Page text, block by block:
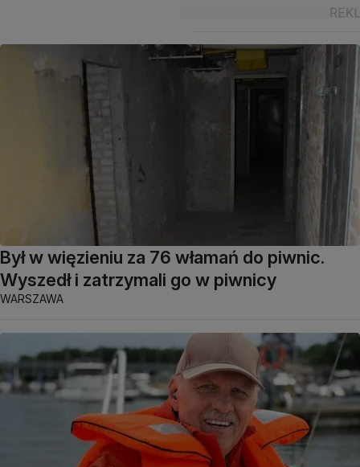
Był w więzieniu za 76 włamań do piwnic.
Wyszedł i zatrzymali go w piwnicy
WARSZAWA